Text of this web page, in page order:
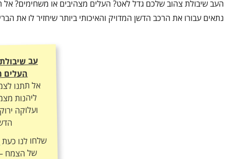
העב שיבולת צהוב שלכם גדל לאט? העלים מצהיבים או משחימים?
נתאים עבורו את הרכב הדשן המדויק והאיכותי ביותר שיחזיר לו את
עב
העלים
אל תתנו
ליהנות
ועלוקה
שלחו לנו כעת